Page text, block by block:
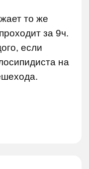
то же
за 9ч.
если
на